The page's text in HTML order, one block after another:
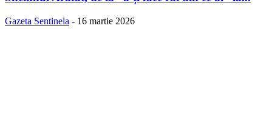
Gazeta Sentinela - 16 martie 2026